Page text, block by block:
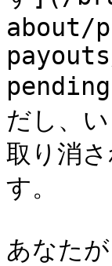
about/
だし、
取り消
す。
あなた